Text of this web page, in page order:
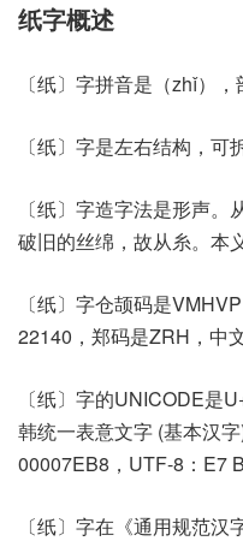
纸字概述
〔纸〕字拼音是（zhǐ）
〔纸〕字是左右结构，可
〔纸〕字造字法是形声
破旧的丝绵，故从糸。本
〔纸〕字仓颉码是
22140，郑码是ZRH，中
〔纸〕字的UNICODE是
韩统一表意文字 (基本汉
00007EB8，UTF-8：E7
〔纸〕字在《通用规范